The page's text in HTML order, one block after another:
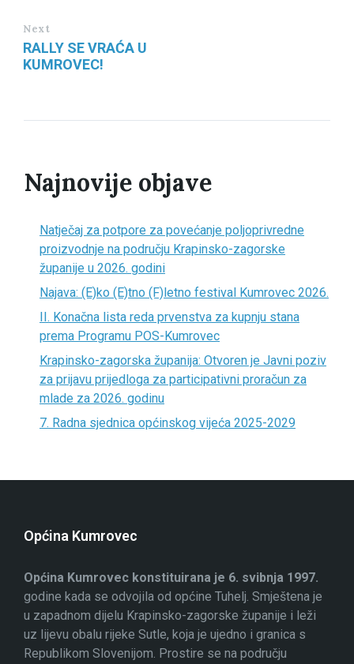
Next
RALLY SE VRAĆA U
KUMROVEC!
Najnovije objave
Natječaj za potpore za povećanje poljoprivredne
proizvodnje na području Krapinsko-zagorske
županije u 2026. godini
Najava: (E)ko (E)tno (F)letno festival Kumrovec 2026.
II. Konačna lista reda prvenstva za kupnju stana
prema Programu POS-Kumrovec
Krapinsko-zagorska županija: Otvoren je Javni poziv
za prijavu prijedloga za participativni proračun za
mlade za 2026. godinu
7. Radna sjednica općinskog vijeća 2025-2029
Općina Kumrovec
Općina Kumrovec konstituirana je 6. svibnja 1997.
godine kada se odvojila od općine Tuhelj. Smještena je
u zapadnom dijelu Krapinsko-zagorske županije i leži
uz lijevu obalu rijeke Sutle, koja je ujedno i granica s
Republikom Slovenijom. Prostire se na području